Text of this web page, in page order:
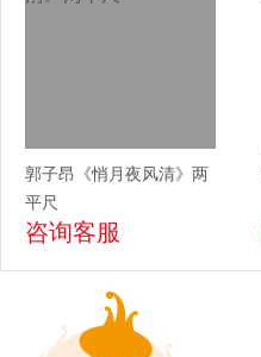
郭子昂《悄月夜风清》两
平尺
咨询客服